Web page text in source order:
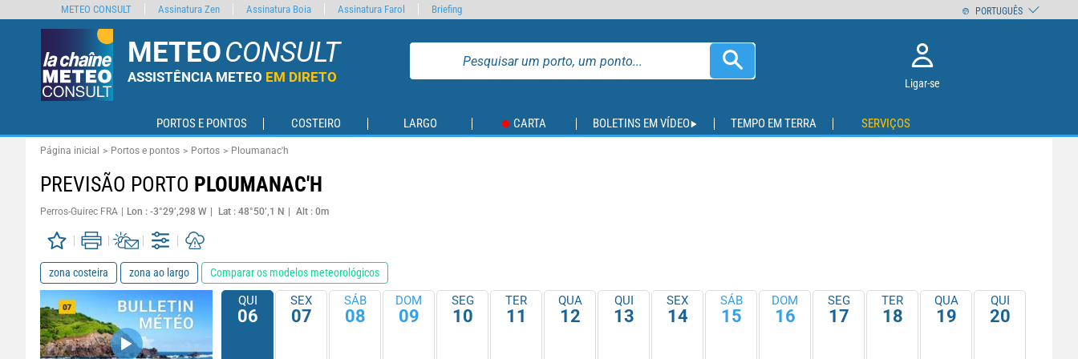
METEOCONSULT
ASSISTÊNCIA METEO EM DIRETO Ligar-se
PORTOS E PONTOS COSTEIRO LARGO CARTA BOLETINS EM VÍDEO TEMPO EM TERRA SERVIÇOS
Página inicial Portos e pontos Portos Ploumanac'h
PREVISÃO PORTO PLOUMANAC'H
Perros-Guirec FRA Lon : -3°29’,298 W Lat : 48°50’,1 N Alt : 0m
zona costeira zona ao largo Comparar os modelos meteorológicos
QUI
06
SEX
07
SÁB
08
DOM
09
SEG
10
TER
11
QUA
12
QUI
13
SEX
14
SÁB
15
DOM
16
SEG
17
TER
18
QUA
19
QUI
20
METEO CONSULT Assinatura Zen Assinatura Boia Assinatura Farol Briefing PORTUGUÊS